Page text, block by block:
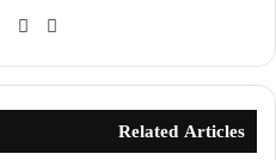
Related Articles